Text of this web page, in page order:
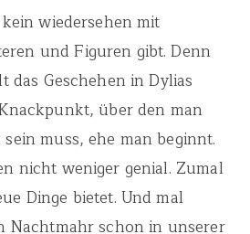
wiedersehen mit
und Figuren gibt. Denn
das Geschehen in Dylias
über den man
muss, ehe man beginnt.
nicht weniger genial. Zumal
Dinge bietet. Und mal
Nachtmahr schon in unserer